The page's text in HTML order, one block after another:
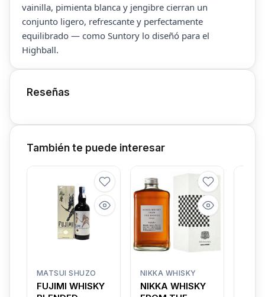
vainilla, pimienta blanca y jengibre cierran un
conjunto ligero, refrescante y perfectamente
equilibrado — como Suntory lo diseñó para el
Highball.
Reseñas
También te puede interesar
MATSUI SHUZO
FUJIMI WHISKY
NIKKA WHISKY
NIKKA WHISKY